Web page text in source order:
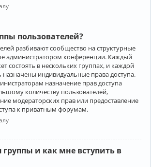
пользователей?
разбивают сообщество на структурные
администратором конференции. Каждый
состоять в нескольких группах, и каждой
назначены индивидуальные права доступа.
назначение прав доступа
количеству пользователей,
модераторских прав или предоставление
к приватным форумам.
группы и как мне вступить в